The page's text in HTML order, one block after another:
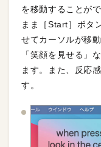
を移動することが
まま［Start］ボタ
せてカーソルが移
「笑顔を見せる」
ます。また、反応
す。